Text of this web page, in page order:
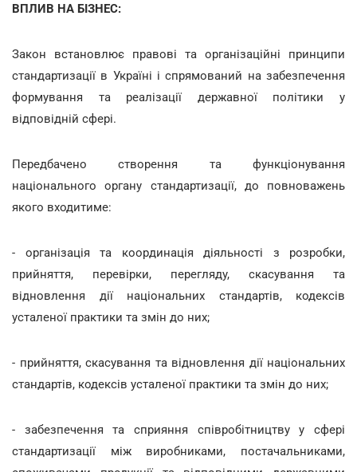
ВПЛИВ НА БІЗНЕС:
Закон встановлює правові та організаційні принципи
стандартизації в Україні і спрямований на забезпечення
формування та реалізації державної політики у
відповідній сфері.
Передбачено створення та функціонування
національного органу стандартизації, до повноважень
якого входитиме:
- організація та координація діяльності з розробки,
прийняття, перевірки, перегляду, скасування та
відновлення дії національних стандартів, кодексів
усталеної практики та змін до них;
- прийняття, скасування та відновлення дії національних
стандартів, кодексів усталеної практики та змін до них;
- забезпечення та сприяння співробітництву у сфері
стандартизації між виробниками, постачальниками,